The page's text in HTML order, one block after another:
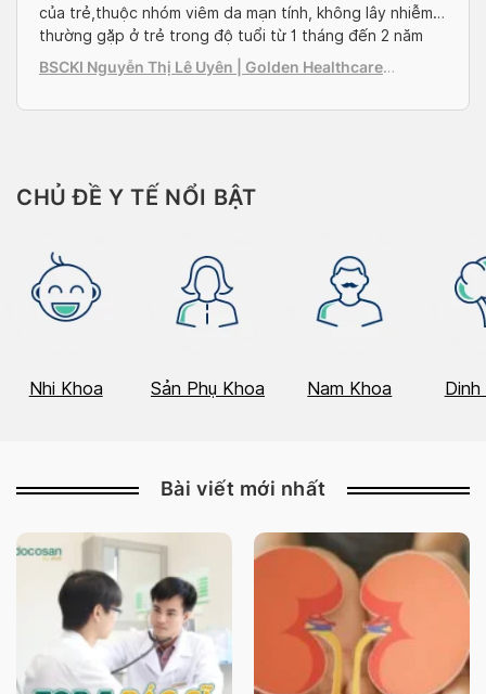
của trẻ,thuộc nhóm viêm da mạn tính, không lây nhiễm,
thường gặp ở trẻ trong độ tuổi từ 1 tháng đến 2 năm
tuổi có cơ địa dị ứng. Hãy cùng Doctor có sẵn tìm hiểu
về bệnh chàm sữa trong bài […]
BSCKI Nguyễn Thị Lê Uyên | Golden Healthcare
CHỦ ĐỀ Y TẾ NỔI BẬT
Nhi Khoa Sản Phụ Khoa Nam Khoa Dinh
Bài viết mới nhất